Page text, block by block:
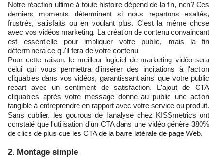
Notre réaction ultime à toute histoire dépend de la fin, non? Ces
derniers moments déterminent si nous repartons exaltés,
frustrés, satisfaits ou en voulant plus. C'est la même chose
avec vos vidéos marketing. La création de contenu convaincant
est essentielle pour impliquer votre public, mais la fin
déterminera ce qu'il fera de votre contenu.
Pour cette raison, le meilleur logiciel de marketing vidéo sera
celui qui vous permettra d'insérer des incitations à l'action
cliquables dans vos vidéos, garantissant ainsi que votre public
repart avec un sentiment de satisfaction. L'ajout de CTA
cliquables après votre message donne au public une action
tangible à entreprendre en rapport avec votre service ou produit.
Sans oublier, les gourous de l'analyse chez KISSmetrics ont
constaté que l'utilisation d'un CTA dans une vidéo génère 380%
de clics de plus que les CTA de la barre latérale de page Web.
2. Montage simple